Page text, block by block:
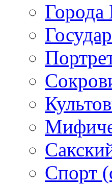
Города
Спорт